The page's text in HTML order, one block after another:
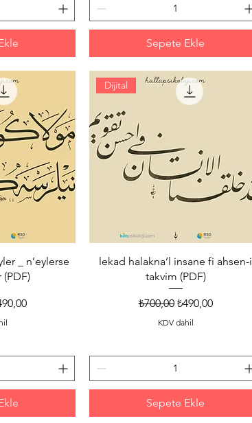
Sepete Ekle
_ n’eylerse
Fiyat
Dijital
lekad halakna’l insane fi ahsen-i
takvim (PDF)
Normal Fiyat
₺700,00 İndirimli Fiyat
₺490,00
KDV dahil
Sepete Ekle